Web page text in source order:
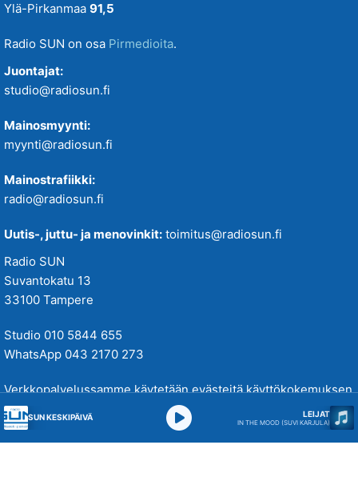
Ylä-Pirkanmaa 91,5
Radio SUN on osa Pirmedioita.
Juontajat:
studio@radiosun.fi
Mainosmyynti:
myynti@radiosun.fi
Mainostrafiikki:
radio@radiosun.fi
Uutis-, juttu- ja menovinkit: toimitus@radiosun.fi
Radio SUN
Suvantokatu 13
33100 Tampere
Studio 010 5844 655
WhatsApp 043 2170 273
Verkkopalvelussamme käytetään evästeitä käyttökokemuksen
parantamiseksi. Tutustu tietosuojakäytäntöihimme
täällä.
SUN KESKIPÄIVÄ LEIJAT
IN THE MOOD (SUVI KARJULA)